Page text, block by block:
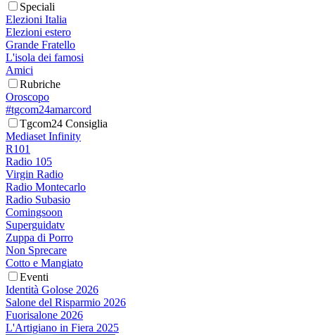
Speciali
Elezioni Italia
Elezioni estero
Grande Fratello
L'isola dei famosi
Amici
Rubriche
Oroscopo
#tgcom24amarcord
Tgcom24 Consiglia
Mediaset Infinity
R101
Radio 105
Virgin Radio
Radio Montecarlo
Radio Subasio
Comingsoon
Superguidatv
Zuppa di Porro
Non Sprecare
Cotto e Mangiato
Eventi
Identità Golose 2026
Salone del Risparmio 2026
Fuorisalone 2026
L'Artigiano in Fiera 2025